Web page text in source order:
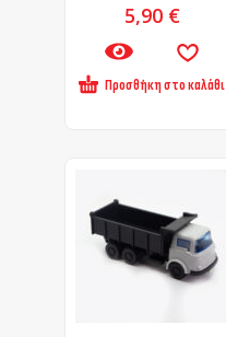
5,90 €
Προσθήκη στο καλάθι